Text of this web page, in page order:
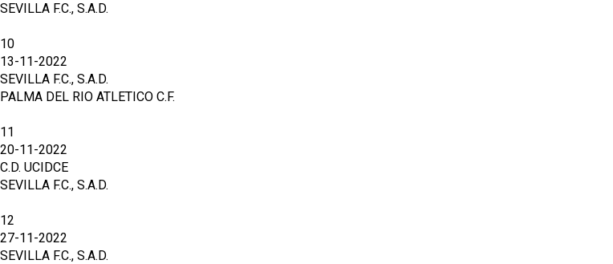
SEVILLA F.C., S.A.D.
10
13-11-2022
SEVILLA F.C., S.A.D.
PALMA DEL RIO ATLETICO C.F.
11
20-11-2022
C.D. UCIDCE
SEVILLA F.C., S.A.D.
12
27-11-2022
SEVILLA F.C., S.A.D.